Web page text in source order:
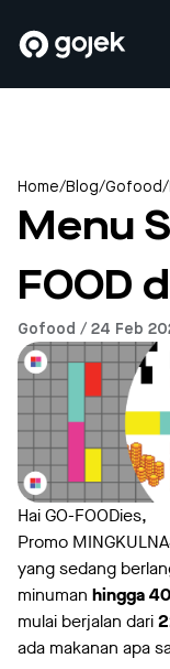
Home/Blog/Gofood/
Menu
FOOD
Gofood / 24 Feb
Hai GO-FOODies,
Promo
yang sedang
minuman hingga
mulai berjalan dari
ada makanan apa